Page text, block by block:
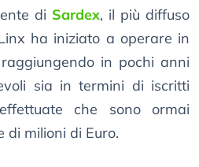
di Sardex, il più diffuso
ha iniziato a operare in
in pochi anni
sia in termini di iscritti
che sono ormai
di milioni di Euro.